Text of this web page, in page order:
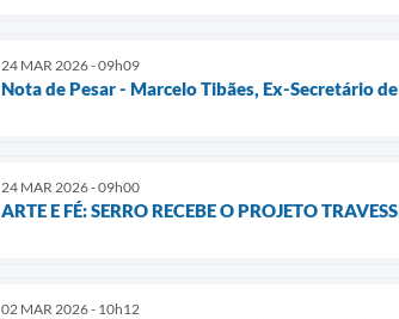
24 MAR 2026 - 09h09
Nota de Pesar - Marcelo Tibães, Ex-Secretário
24 MAR 2026 - 09h00
​ARTE E FÉ: SERRO RECEBE O PROJETO
02 MAR 2026 - 10h12